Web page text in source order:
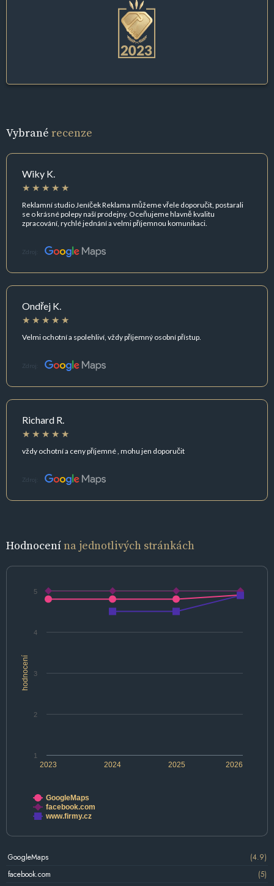
Vybrané recenze
Wiky K.
Reklamní studio Jeníček Reklama můžeme vřele doporučit, postarali
se o krásné polepy naší prodejny. Oceňujeme hlavně kvalitu
zpracování, rychlé jednání a velmi příjemnou komunikaci.
Zdroj:
Ondřej K.
Velmi ochotní a spolehliví, vždy příjemný osobní přístup.
Zdroj:
Richard R.
vždy ochotní a ceny příjemné , mohu jen doporučit
Zdroj:
Hodnocenína jednotlivých stránkách
hodnocení
2024 2026
2023 2025
1
2
3
4
5
GoogleMaps
facebook.com
www.firmy.cz
GoogleMaps
(4.9)
facebook.com
(5)